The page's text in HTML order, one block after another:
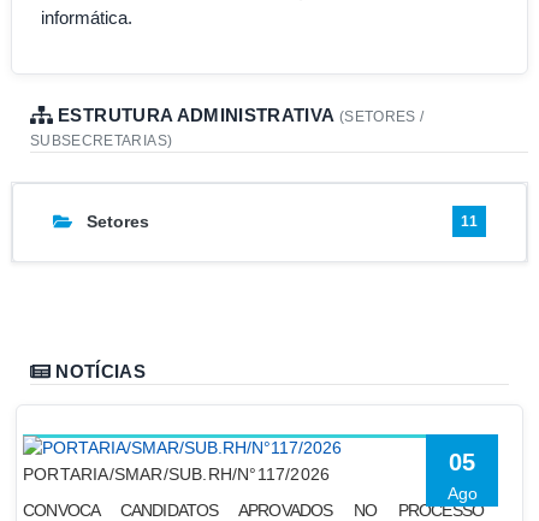
informática.
ESTRUTURA ADMINISTRATIVA (SETORES /
SUBSECRETARIAS)
Setores 11
NOTÍCIAS
05
Ago
PORTARIA/SMAR/SUB.RH/N°117/2026
CONVOCA CANDIDATOS APROVADOS NO PROCESSO